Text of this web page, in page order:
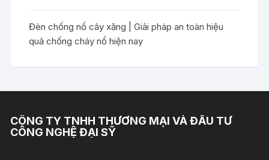
Đèn chống nổ cây xăng | Giải pháp an toàn hiệu
quả chống cháy nổ hiện nay
CÔNG TY TNHH THƯƠNG MẠI VÀ ĐẦU TƯ
CÔNG NGHỆ ĐẠI SỸ